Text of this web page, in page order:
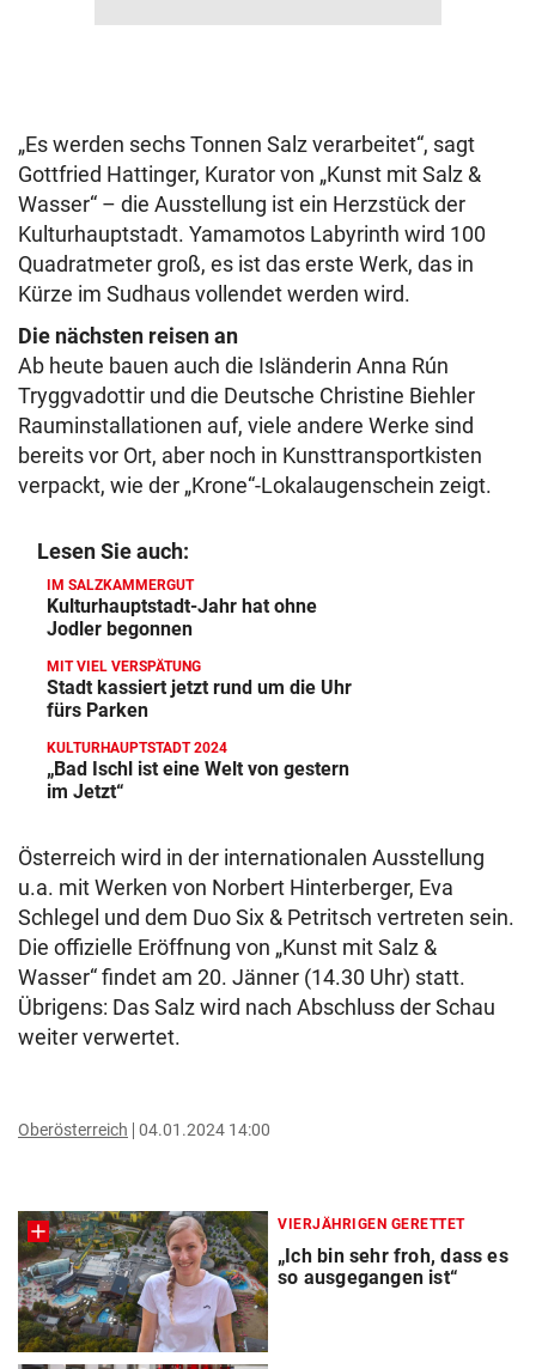
„Es werden sechs Tonnen Salz verarbeitet“, sagt
Gottfried Hattinger, Kurator von „Kunst mit Salz &
Wasser“ – die Ausstellung ist ein Herzstück der
Kulturhauptstadt. Yamamotos Labyrinth wird 100
Quadratmeter groß, es ist das erste Werk, das in
Kürze im Sudhaus vollendet werden wird.
Die nächsten reisen an
Ab heute bauen auch die Isländerin Anna Rún
Tryggvadottir und die Deutsche Christine Biehler
Rauminstallationen auf, viele andere Werke sind
bereits vor Ort, aber noch in Kunsttransportkisten
verpackt, wie der „Krone“-Lokalaugenschein zeigt.
Lesen Sie auch:
IM SALZKAMMERGUT
Kulturhauptstadt-Jahr hat ohne
Jodler begonnen
MIT VIEL VERSPÄTUNG
Stadt kassiert jetzt rund um die Uhr
fürs Parken
KULTURHAUPTSTADT 2024
„Bad Ischl ist eine Welt von gestern
im Jetzt“
Österreich wird in der internationalen Ausstellung
u.a. mit Werken von Norbert Hinterberger, Eva
Schlegel und dem Duo Six & Petritsch vertreten sein.
Die offizielle Eröffnung von „Kunst mit Salz &
Wasser“ findet am 20. Jänner (14.30 Uhr) statt.
Übrigens: Das Salz wird nach Abschluss der Schau
weiter verwertet.
Oberösterreich 04.01.2024 14:00
VIERJÄHRIGEN GERETTET
„Ich bin sehr froh, dass es
so ausgegangen ist“